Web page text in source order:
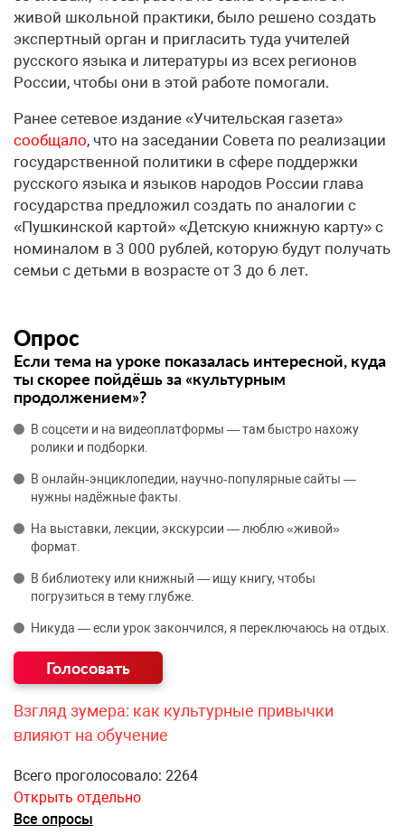
живой школьной практики, было решено создать
экспертный орган и пригласить туда учителей
русского языка и литературы из всех регионов
России, чтобы они в этой работе помогали.
Ранее сетевое издание «Учительская газета»
сообщало, что на заседании Совета по реализации
государственной политики в сфере поддержки
русского языка и языков народов России глава
государства предложил создать по аналогии с
«Пушкинской картой» «Детскую книжную карту» с
номиналом в 3 000 рублей, которую будут получать
семьи с детьми в возрасте от 3 до 6 лет.
Опрос
Если тема на уроке показалась интересной, куда
ты скорее пойдёшь за «культурным
продолжением»?
В соцсети и на видеоплатформы — там быстро нахожу
ролики и подборки.
В онлайн‑энциклопедии, научно‑популярные сайты —
нужны надёжные факты.
На выставки, лекции, экскурсии — люблю «живой»
формат.
В библиотеку или книжный — ищу книгу, чтобы
погрузиться в тему глубже.
Никуда — если урок закончился, я переключаюсь на отдых.
Взгляд зумера: как культурные привычки
влияют на обучение
Всего проголосовало: 2264
Открыть отдельно
Все опросы